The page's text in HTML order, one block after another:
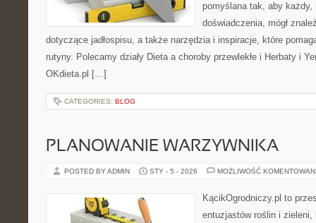
pomyślana tak, aby każdy,
doświadczenia, mógł
dotyczące jadłospisu, a także narzędzia i inspiracje, które
rutyny. Polecamy działy Dieta a choroby przewlekłe i Herbaty i
OKdieta.pl […]
CATEGORIES: BLOG
PLANOWANIE WARZYWNIKA
POSTED BY ADMIN STY - 5 - 2026 MOŻLIWOŚĆ
KącikOgrodniczy.pl to
entuzjastów roślin i